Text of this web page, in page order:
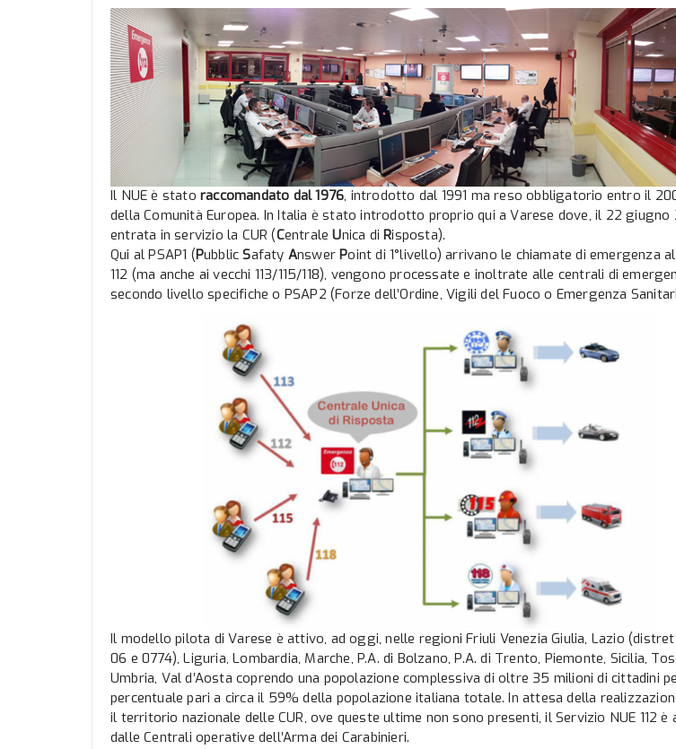
Il NUE è stato raccomandato dal 1976, introdotto dal 1991 ma reso obbligatorio entro il
della Comunità Europea. In Italia è stato introdotto proprio qui a Varese dove, il 22 giugno
entrata in servizio la CUR (CentraleUnica diRisposta).
Qui al PSAP1 (PubblicSafaty AnswerPoint di 1°livello) arrivano le chiamate di emergenza
112 (ma anche ai vecchi 113/115/118), vengono processate e inoltrate alle centrali di
secondo livello specifiche o PSAP2 (Forze dell’Ordine, Vigili del Fuoco o Emergenza
Il modello pilota di Varese è attivo, ad oggi, nelle regioni Friuli Venezia Giulia, Lazio
06 e 0774), Liguria, Lombardia, Marche, P.A. di Bolzano, P.A. di Trento, Piemonte, Sicilia,
Umbria, Val d’Aosta coprendo una popolazione complessiva di oltre 35 milioni di cittadini
percentuale pari a circa il 59% della popolazione italiana totale. In attesa della
il territorio nazionale delle CUR, ove queste ultime non sono presenti, il Servizio NUE 112 è
dalle Centrali operative dell’Arma dei Carabinieri.